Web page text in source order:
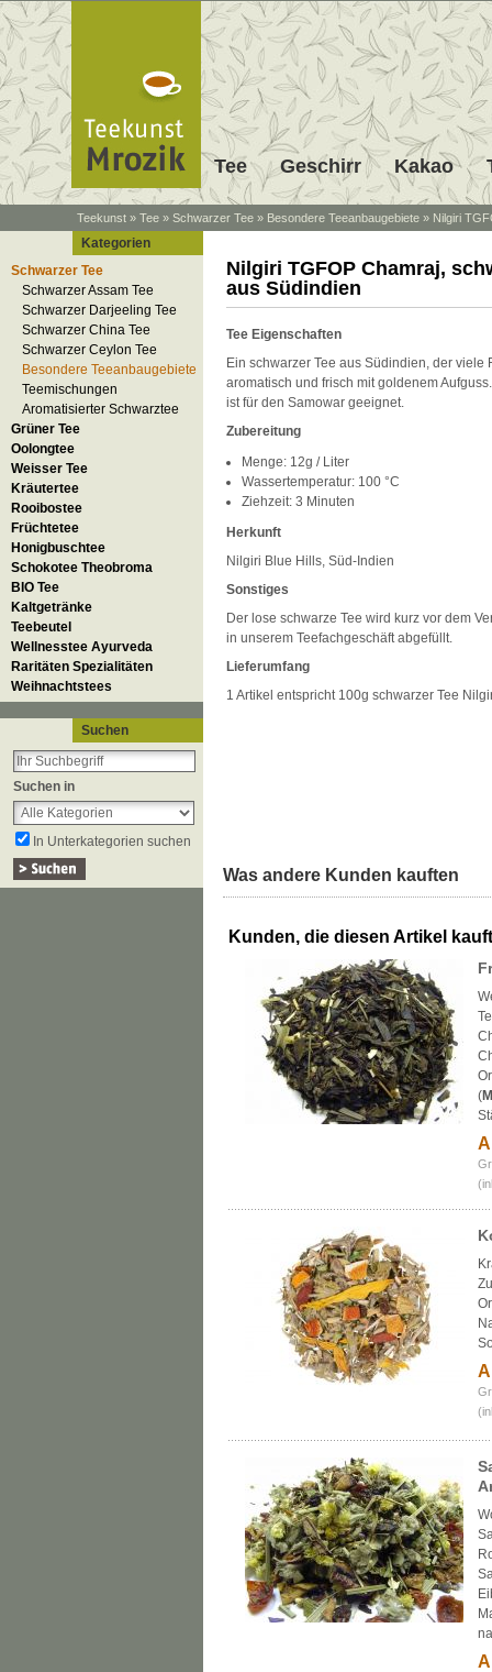
Tee Geschirr Kakao
Teekunst » Tee » Schwarzer Tee » Besondere Teeanbaugebiete » Nilgiri
Kategorien
Schwarzer Tee
Schwarzer Assam Tee
Schwarzer Darjeeling Tee
Schwarzer China Tee
Schwarzer Ceylon Tee
Besondere Teeanbaugebiete
Teemischungen
Aromatisierter Schwarztee
Grüner Tee
Oolongtee
Weisser Tee
Kräutertee
Rooibostee
Früchtetee
Honigbuschtee
Schokotee Theobroma
BIO Tee
Kaltgetränke
Teebeutel
Wellnesstee Ayurveda
Raritäten Spezialitäten
Weihnachtstees
Suchen
Suchen in
In Unterkategorien suchen
Nilgiri TGFOP Chamraj,
aus Südindien
Tee Eigenschaften
Ein schwarzer Tee aus Südindien, der viele
aromatisch und frisch mit goldenem
ist für den Samowar geeignet.
Zubereitung
Menge: 12g / Liter
Wassertemperatur: 100 °C
Ziehzeit: 3 Minuten
Herkunft
Nilgiri Blue Hills, Süd-Indien
Sonstiges
Der lose schwarze Tee wird kurz vor dem
in unserem Teefachgeschäft abgefüllt.
Lieferumfang
1 Artikel entspricht 100g schwarzer Tee
Was andere Kunden kauften
Kunden, die diesen Artikel
(